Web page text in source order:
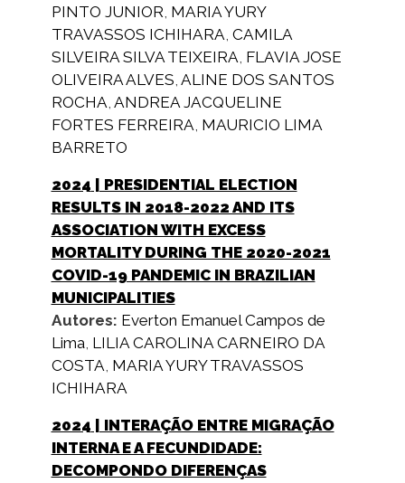
PINTO JUNIOR, MARIA YURY
TRAVASSOS ICHIHARA, CAMILA
SILVEIRA SILVA TEIXEIRA, FLAVIA JOSE
OLIVEIRA ALVES, ALINE DOS SANTOS
ROCHA, ANDREA JACQUELINE
FORTES FERREIRA, MAURICIO LIMA
BARRETO
2024 | PRESIDENTIAL ELECTION
RESULTS IN 2018-2022 AND ITS
ASSOCIATION WITH EXCESS
MORTALITY DURING THE 2020-2021
COVID-19 PANDEMIC IN BRAZILIAN
MUNICIPALITIES
Autores: Everton Emanuel Campos de
Lima, LILIA CAROLINA CARNEIRO DA
COSTA, MARIA YURY TRAVASSOS
ICHIHARA
2024 | INTERAÇÃO ENTRE MIGRAÇÃO
INTERNA E A FECUNDIDADE:
DECOMPONDO DIFERENÇAS